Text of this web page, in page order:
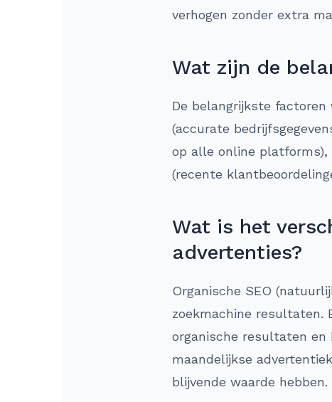
verhogen zonder extra
Wat zijn de
De belangrijkste factoren
(accurate
op alle online platforms),
(recente
Wat is het
advertenties?
Organische SEO
zoekmachine resultaten.
organische resultaten en
maandelijkse
blijvende waarde hebben.